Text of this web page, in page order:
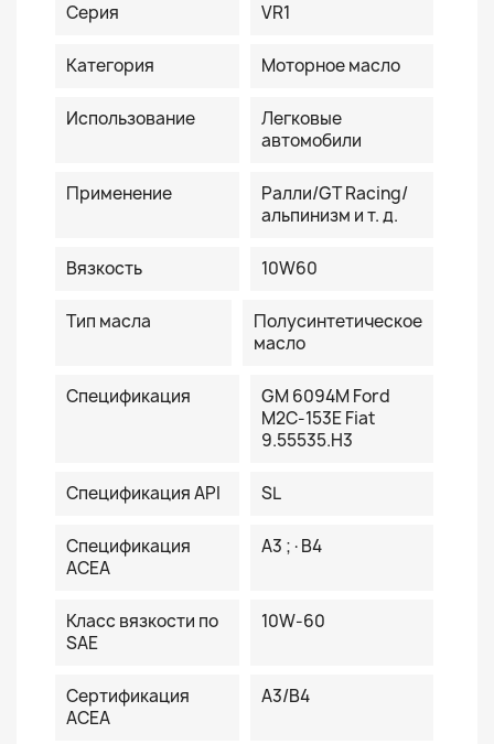
Серия VR1
Категория Моторное масло
Использование
Легковые
автомобили
Применение
Ралли/GT Racing/
альпинизм и т. д.
Вязкость 10W60
Тип масла
Полусинтетическое
масло
Спецификация
GM 6094M Ford
M2C-153E Fiat
9.55535.H3
Спецификация API SL
Спецификация
ACEA
A3 ;·B4
Класс вязкости по
SAE
10W-60
Сертификация
ACEA
A3/B4